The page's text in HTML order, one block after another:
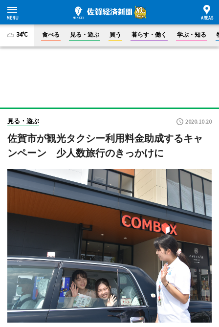
34°C 食べる 見る・遊ぶ 買う 暮らす・働く 学ぶ・知る
見る・遊ぶ 2020.10.20
佐賀市が観光タクシー利用料金助成するキャ
ンペーン 少人数旅行のきっかけに